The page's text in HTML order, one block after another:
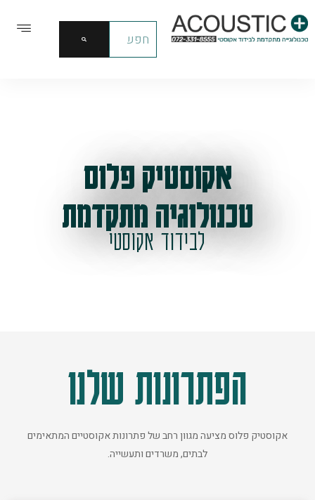
אקוסטיק פלוס
טכנולוגיה מתקדמת
לבידוד אקוסטי
הפתרונות שלנו
אקוסטיק פלוס מציעה מגוון רחב של פתרונות אקוסטיים המתאימים
לבתים, משרדים ותעשייה.